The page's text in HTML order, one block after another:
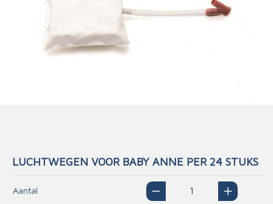
LUCHTWEGEN VOOR BABY ANNE PER 24 STUKS
Aantal